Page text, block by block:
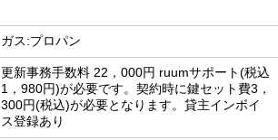
ガス:プロパン
更新事務手数料 22，000円 ruumサポート(税込
1，980円)が必要です。契約時に鍵セット費3，
300円(税込)が必要となります。貸主インボイ
ス登録あり